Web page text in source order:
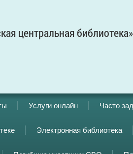
центральная библиотека»
Услуги онлайн Часто
Электронная библиотека